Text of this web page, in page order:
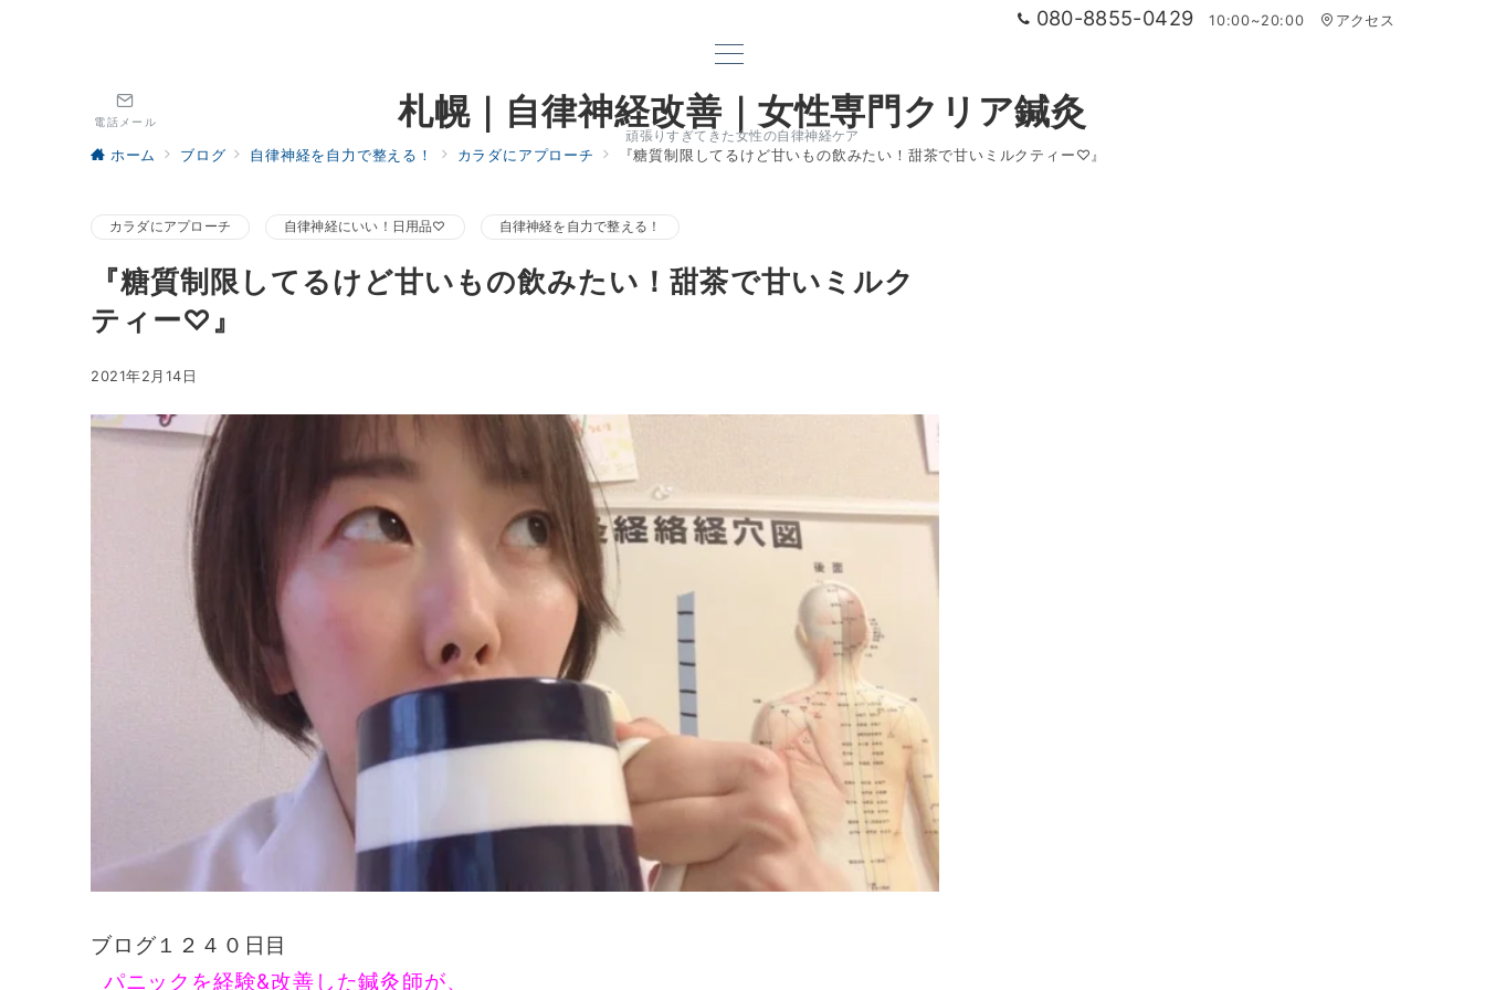
080-8855-0429 10:00~20:00 アクセス
札幌｜自律神経改善｜女性専門クリア鍼灸
頑張りすぎてきた女性の自律神経ケア
電話メール
ホーム ブログ 自律神経を自力で整える！ カラダにアプローチ 『糖質制限してるけど甘いもの飲みたい！甜茶で甘いミルクティー♡』
カラダにアプローチ 自律神経にいい！日用品♡ 自律神経を自力で整える！
『糖質制限してるけど甘いもの飲みたい！甜茶で甘いミルク
ティー♡』
2021年2月14日
ブログ１２４０日目
パニックを経験&改善した鍼灸師が、
電話
080-8855-0429
10:00~20:00